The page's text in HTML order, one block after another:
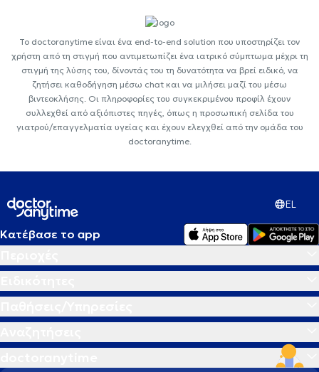
Το doctoranytime είναι ένα end-to-end solution που υποστηρίζει τον
χρήστη από τη στιγμή που αντιμετωπίζει ένα ιατρικό σύμπτωμα μέχρι τη
στιγμή της λύσης του, δίνοντάς του τη δυνατότητα να βρεί ειδικό, να
ζητήσει καθοδήγηση μέσω chat και να μιλήσει μαζί του μέσω
βιντεοκλήσης. Οι πληροφορίες του συγκεκριμένου προφίλ έχουν
συλλεχθεί από αξιόπιστες πηγές, όπως η προσωπική σελίδα του
γιατρού/επαγγελματία υγείας και έχουν ελεγχθεί από την ομάδα του
doctoranytime.
EL
Κατέβασε το app